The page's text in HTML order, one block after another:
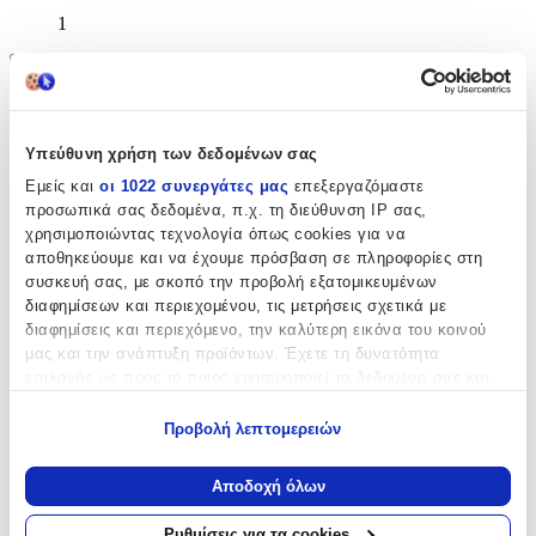
Υπεύθυνη χρήση των δεδομένων σας
Εμείς και οι 1022 συνεργάτες μας επεξεργαζόμαστε
προσωπικά σας δεδομένα, π.χ. τη διεύθυνση IP σας,
χρησιμοποιώντας τεχνολογία όπως cookies για να
αποθηκεύουμε και να έχουμε πρόσβαση σε πληροφορίες στη
συσκευή σας, με σκοπό την προβολή εξατομικευμένων
διαφημίσεων και περιεχομένου, τις μετρήσεις σχετικά με
διαφημίσεις και περιεχόμενο, την καλύτερη εικόνα του κοινού
μας και την ανάπτυξη προϊόντων. Έχετε τη δυνατότητα
Να συλλέξουμε πληροφορίες σχετικά με τη γεωγραφική
σας τοποθεσία, οι οποίες μπορεί να είναι ακριβείς σε
απόσταση μερικών μέτρων
Προβολή λεπτομερειών
Αποδοχή όλων
1
Χαρακτηριστικά
Χαρακτηριστικά
Κατασκευαστής:
Art et Lumiere
Τύπος:
Τσιγάρου
Υλικό:
Χρώμα:
Λευκό